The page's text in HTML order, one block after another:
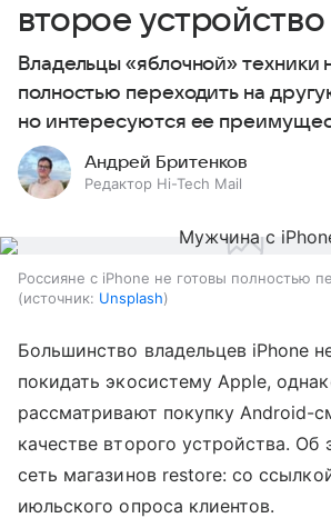
второе устройство
Владельцы «яблочной» техники
полностью переходить на
но интересуются ее
Андрей Бритенков
Редактор Hi-Tech Mail
Россияне с iPhone не готовы полностью
источник: Unsplash
Большинство владельцев iPhone
покидать экосистему Apple,
рассматривают покупку Android-
качестве второго устройства.
сеть магазинов restore: со
июльского опроса клиентов.